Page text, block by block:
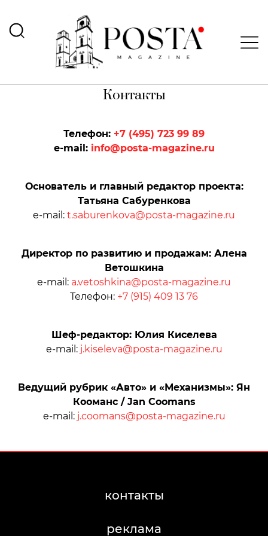
Контакты
Телефон: +7 (495) 723 99 89
e-mail: info@posta-magazine.ru
Основатель и главный редактор проекта:
Татьяна Сабуренкова
e-mail: t.saburenkova@posta-magazine.ru
Директор по развитию и продажам: Алена
Ветошкина
e-mail: a.vetoshkina@posta-magazine.ru
Телефон: +7 (915) 409 13 76
Шеф-редактор: Юлия Киселева
e-mail: j.kiseleva@posta-magazine.ru
Ведущий рубрик «Авто» и «Механизмы»: Ян
Кооманс / Jan Coomans
e-mail: j.coomans@posta-magazine.ru
контакты
реклама